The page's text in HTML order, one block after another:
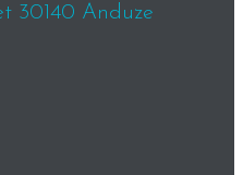
30140 Anduze